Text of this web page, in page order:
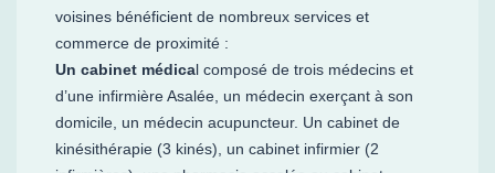
voisines bénéficient de nombreux services et
commerce de proximité :
Un cabinet médical composé de trois médecins et
d’une infirmière Asalée, un médecin exerçant à son
domicile, un médecin acupuncteur. Un cabinet de
kinésithérapie (3 kinés), un cabinet infirmier (2